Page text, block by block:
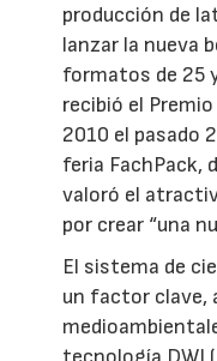
producción de
lanzar la nueva
formatos de 25
recibió el
2010 el pasado
feria FachPack,
valoró el
por crear “una
El sistema de
un factor clave,